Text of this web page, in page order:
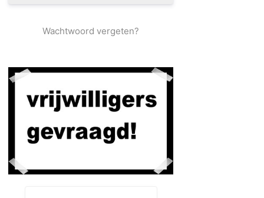
Wachtwoord vergeten?